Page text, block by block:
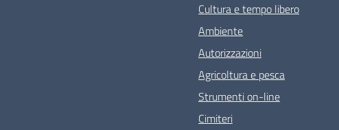
Cultura e tempo libero
Ambiente
Autorizzazioni
Agricoltura e pesca
Strumenti on-line
Cimiteri